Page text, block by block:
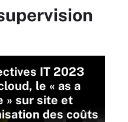
IT 2023
le « as a
» sur site et
des coûts